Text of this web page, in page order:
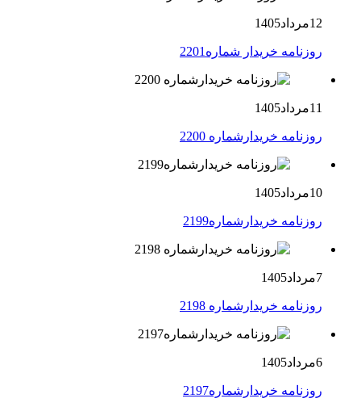
12مرداد1405
روزنامه خریدار شماره2201
11مرداد1405
روزنامه خریدارشماره 2200
10مرداد1405
روزنامه خریدارشماره2199
7مرداد1405
روزنامه خریدارشماره 2198
6مرداد1405
روزنامه خریدارشماره2197